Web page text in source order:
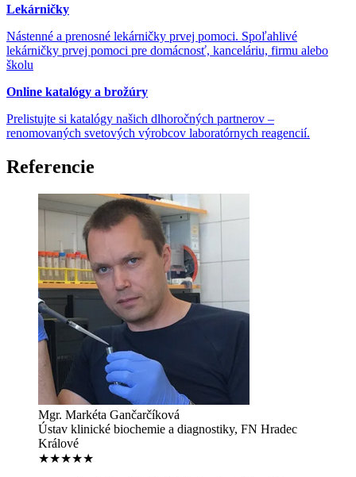
Lekárničky
Nástenné a prenosné lekárničky prvej pomoci. Spoľahlivé
lekárničky prvej pomoci pre domácnosť, kanceláriu, firmu alebo
školu
Online katalógy a brožúry
Prelistujte si katalógy našich dlhoročných partnerov –
renomovaných svetových výrobcov laboratórnych reagencií.
Referencie
Mgr. Markéta Gančarčíková
Ústav klinické biochemie a diagnostiky, FN Hradec
Králové
★★★★★